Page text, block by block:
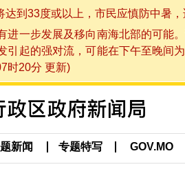
到33度或以上，市民应慎防中暑
一步发展及移向南海北部的可能
起的强对流，可能在下午至晚间
时20分 更新)
新闻 专题特写 GOV.MO